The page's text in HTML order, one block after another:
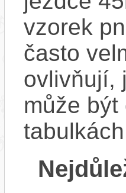
vzorek
často
ovlivňují,
může